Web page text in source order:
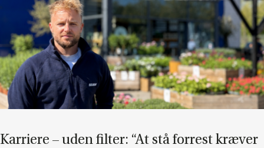
Kar­ri­e­re – uden fil­ter: “At stå for­re­st kræ­ver